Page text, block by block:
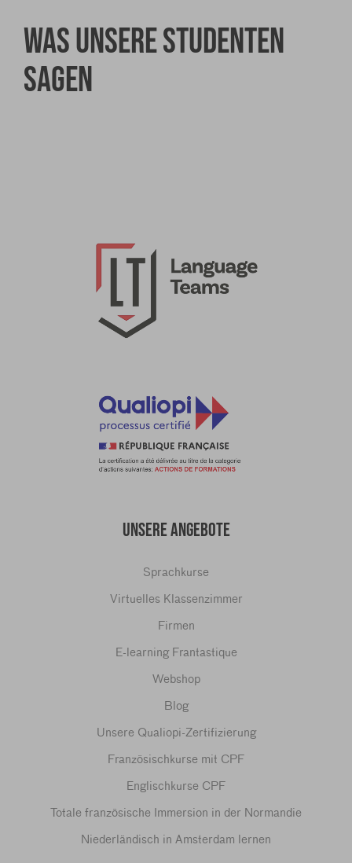
Was unsere Studenten
sagen
UNSERE ANGEBOTE
Sprachkurse
Virtuelles Klassenzimmer
Firmen
E-learning Frantastique
Webshop
Blog
Unsere Qualiopi-Zertifizierung
Französischkurse mit CPF
Englischkurse CPF
Totale französische Immersion in der Normandie
Niederländisch in Amsterdam lernen